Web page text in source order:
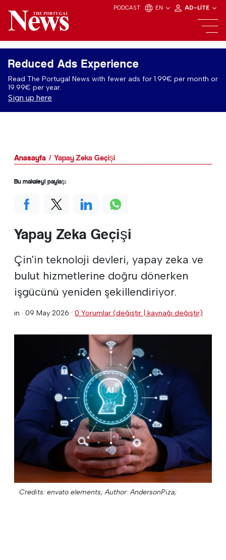
PODCAST EN AD-LITE
Reduced Ads Experience
Read The Portugal News with fewer ads for 1.99€ per month or
19.99€ per year.
Sign up here
Anasayfa Yapay Zeka Geçişi
Yapay Zeka Geçişi
Çin'in teknoloji devleri, yapay zeka ve
bulut hizmetlerine doğru dönerken
işgücünü yeniden şekillendiriyor.
in · 09 May 2026 · 0 Yorumlar (değiştir | kaynağı değiştir)
Credits: envato elements; Author: AndersonPiza;
Bu makaleyi paylaş: